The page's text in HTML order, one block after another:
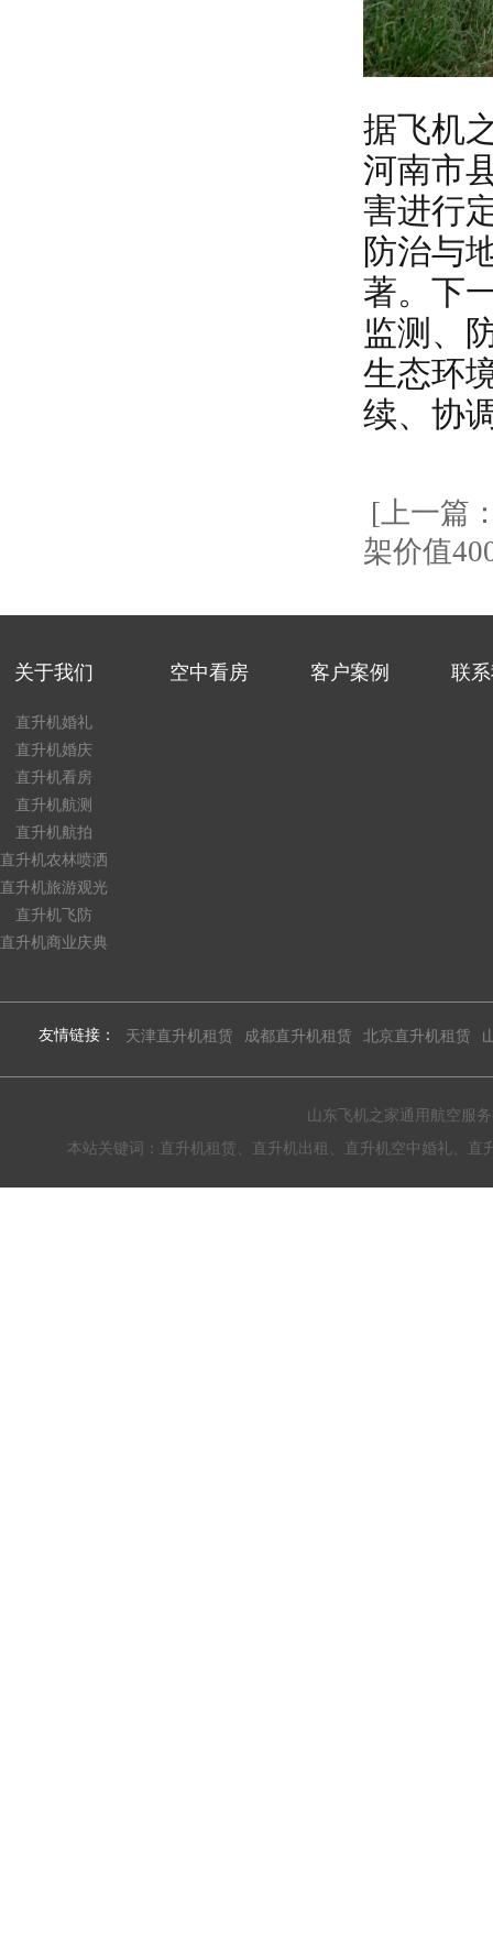
据飞机
河南市
害进行
防治与
著。下
监测、
生态环
续、协
[上一篇
架价值
关于我们
直升机婚礼
直升机婚庆
直升机看房
直升机航测
直升机航拍
直升机农林喷洒
直升机旅游观光
直升机飞防
直升机商业庆典
空中看房 客户案例 联
友情链接： 天津直升机租赁 成都直升机租赁 北京直升机租赁
山东飞机之家通用航空服
本站关键词：直升机租赁、直升机出租、直升机空中婚礼、